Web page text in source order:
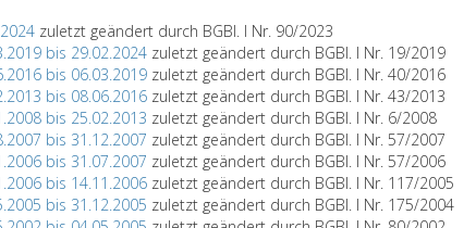
zuletzt geändert durch BGBl. I Nr. 90/2023
bis 29.02.2024 zuletzt geändert durch BGBl. I Nr. 19/2019
bis 06.03.2019 zuletzt geändert durch BGBl. I Nr. 40/2016
bis 08.06.2016 zuletzt geändert durch BGBl. I Nr. 43/2013
bis 25.02.2013 zuletzt geändert durch BGBl. I Nr. 6/2008
bis 31.12.2007 zuletzt geändert durch BGBl. I Nr. 57/2007
bis 31.07.2007 zuletzt geändert durch BGBl. I Nr. 57/2006
bis 14.11.2006 zuletzt geändert durch BGBl. I Nr. 117/2005
bis 31.12.2005 zuletzt geändert durch BGBl. I Nr. 175/2004